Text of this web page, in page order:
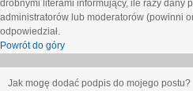
drobnymi literami informujący, ile razy dany
administratorów lub moderatorów (powinni
odpowiedział.
Powrót do góry
Jak mogę dodać podpis do mojego postu?